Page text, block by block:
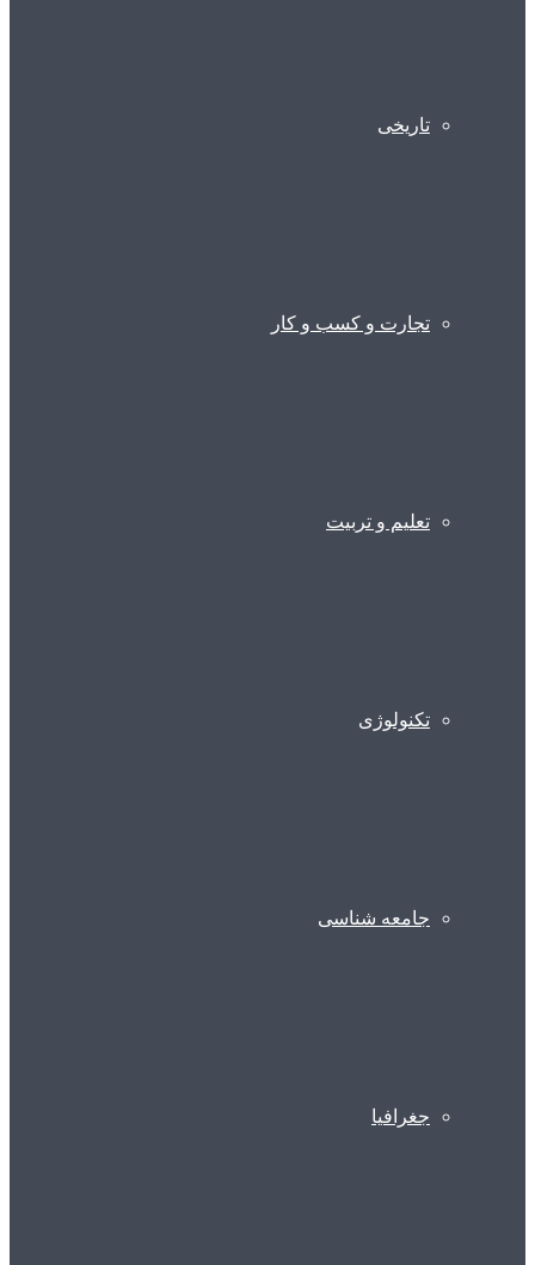
تاریخی
تجارت و کسب و کار
تعلیم و تربیت
تکنولوژی
جامعه شناسی
جغرافیا